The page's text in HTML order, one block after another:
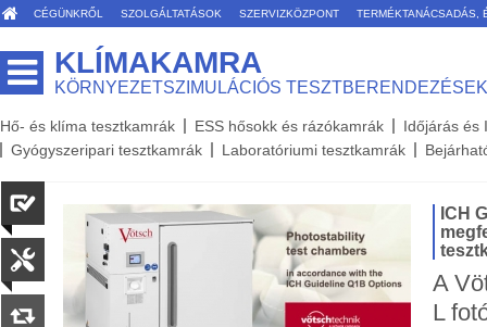
CÉGÜNKRŐL SZOLGÁLTATÁSOK SZERVIZKÖZPONT TERMÉKTANÁCSADÁS,
KLÍMAKAMRA
KÖRNYEZETSZIMULÁCIÓS TESZTBERENDEZÉSEK
Hő- és klíma tesztkamrák ESS hősokk és rázókamrák
Időjárás és
Gyógyszeripari tesztkamrák
Laboratóriumi tesztkamrák
ICH
A
L